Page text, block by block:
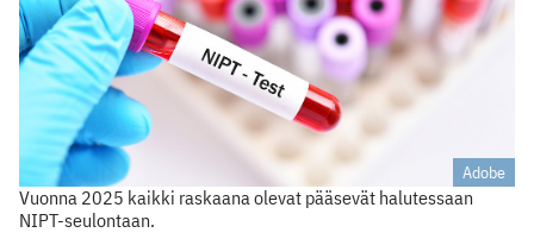
Adobe
Vuonna 2025 kaikki raskaana olevat pääsevät halutessaan
NIPT-seulontaan.